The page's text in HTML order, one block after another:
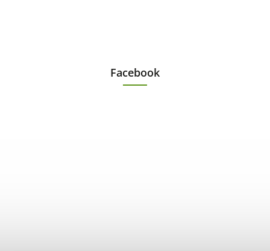
Facebook